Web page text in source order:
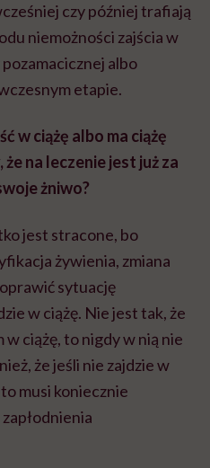
czy później trafiają
niemożności zajścia w
albo
etapie.
w ciążę albo ma ciążę
na leczenie jest już za
żniwo?
jest stracone, bo
żywienia, zmiana
sytuację
w ciążę. Nie jest tak, że
w ciążę, to nigdy w nią nie
że jeśli nie zajdzie w
musi koniecznie